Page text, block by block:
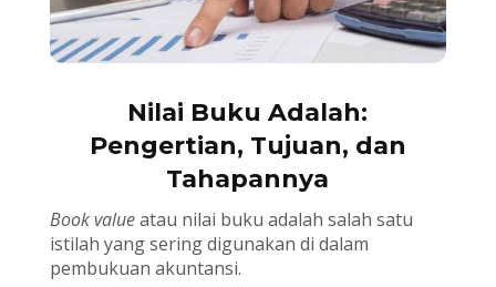
Nilai Buku Adalah:
Pengertian, Tujuan, dan
Tahapannya
Book valueatau nilai buku adalah salah satu
istilah yang sering digunakan di dalam
pembukuan akuntansi.